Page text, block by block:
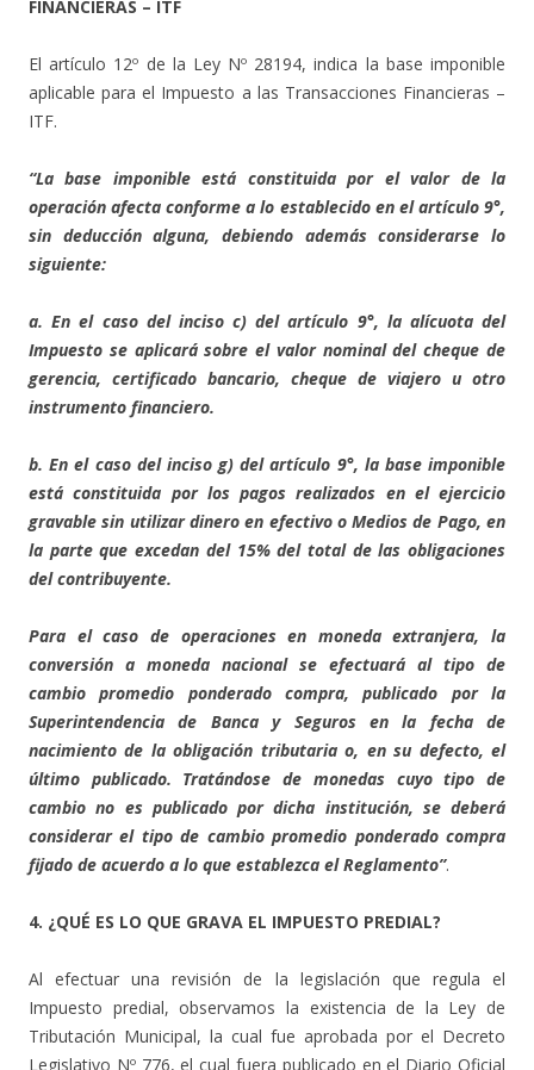
FINANCIERAS – ITF
El artículo 12º de la Ley Nº 28194, indica la base imponible
aplicable para el Impuesto a las Transacciones Financieras –
ITF.
“La base imponible está constituida por el valor de la
operación afecta conforme a lo establecido en el artículo 9°,
sin deducción alguna, debiendo además considerarse lo
siguiente:
a. En el caso del inciso c) del artículo 9°, la alícuota del
Impuesto se aplicará sobre el valor nominal del cheque de
gerencia, certificado bancario, cheque de viajero u otro
instrumento financiero.
b. En el caso del inciso g) del artículo 9°, la base imponible
está constituida por los pagos realizados en el ejercicio
gravable sin utilizar dinero en efectivo o Medios de Pago, en
la parte que excedan del 15% del total de las obligaciones
del contribuyente.
Para el caso de operaciones en moneda extranjera, la
conversión a moneda nacional se efectuará al tipo de
cambio promedio ponderado compra, publicado por la
Superintendencia de Banca y Seguros en la fecha de
nacimiento de la obligación tributaria o, en su defecto, el
último publicado. Tratándose de monedas cuyo tipo de
cambio no es publicado por dicha institución, se deberá
considerar el tipo de cambio promedio ponderado compra
fijado de acuerdo a lo que establezca el Reglamento”.
4. ¿QUÉ ES LO QUE GRAVA EL IMPUESTO PREDIAL?
Al efectuar una revisión de la legislación que regula el
Impuesto predial, observamos la existencia de la Ley de
Tributación Municipal, la cual fue aprobada por el Decreto
Legislativo Nº 776, el cual fuera publicado en el Diario Oficial